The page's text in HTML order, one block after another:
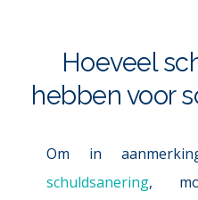
Hoeveel
hebben voor
Om in
schuldsanering,